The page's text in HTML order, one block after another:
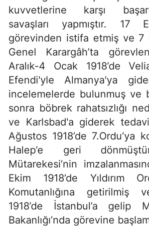
kuvvetlerine karşı
savaşları yapmıştır. 17
görevinden istifa etmiş ve 7
Genel Karargâh’ta
Aralık-4 Ocak 1918’de
Efendi'yle Almanya'ya
incelemelerde bulunmuş ve
sonra böbrek rahatsızlığı
ve Karlsbad'a giderek
Ağustos 1918’de 7.Ordu’ya
Halep’e geri
Mütarekesi’nin
Ekim 1918’de Yıldırım
Komutanlığına getirilmiş
1918’de İstanbul’a gelip
Bakanlığı’nda görevine